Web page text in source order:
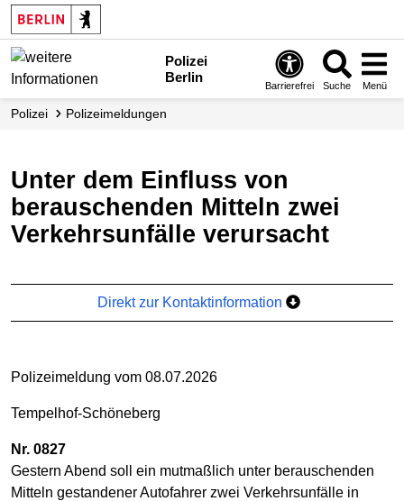
Polizei
Berlin
Barrierefrei Suche Menü
Polizei Polizei­meldungen
Unter dem Einfluss von
berauschenden Mitteln zwei
Verkehrsunfälle verursacht
Direkt zur Kontaktinformation
Polizeimeldung vom 08.07.2026
Tempelhof-Schöneberg
Nr. 0827
Gestern Abend soll ein mutmaßlich unter berauschenden
Mitteln gestandener Autofahrer zwei Verkehrsunfälle in